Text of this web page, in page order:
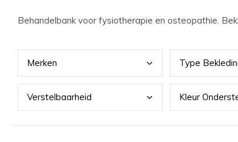
Behandelbank voor fysiotherapie en osteopathie.
Merken Type
Verstelbaarheid Kleur